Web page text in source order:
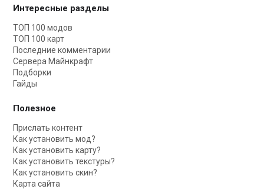
Интересные разделы
ТОП 100 модов
ТОП 100 карт
Последние комментарии
Сервера Майнкрафт
Подборки
Гайды
Полезное
Прислать контент
Как установить мод?
Как установить карту?
Как установить текстуры?
Как установить скин?
Карта сайта